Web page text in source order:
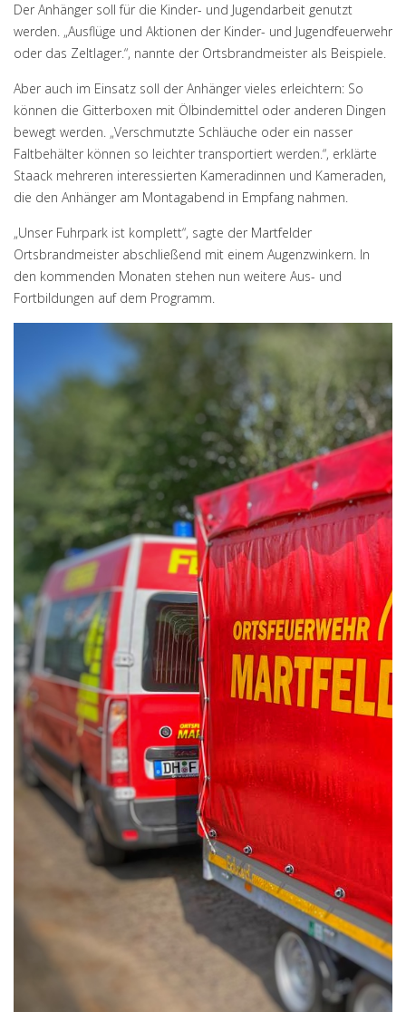
Der Anhänger soll für die Kinder- und Jugendarbeit genutzt
werden. „Ausflüge und Aktionen der Kinder- und Jugendfeuerwehr
oder das Zeltlager.“, nannte der Ortsbrandmeister als Beispiele.
Aber auch im Einsatz soll der Anhänger vieles erleichtern: So
können die Gitterboxen mit Ölbindemittel oder anderen Dingen
bewegt werden. „Verschmutzte Schläuche oder ein nasser
Faltbehälter können so leichter transportiert werden.“, erklärte
Staack mehreren interessierten Kameradinnen und Kameraden,
die den Anhänger am Montagabend in Empfang nahmen.
„Unser Fuhrpark ist komplett“, sagte der Martfelder
Ortsbrandmeister abschließend mit einem Augenzwinkern. In
den kommenden Monaten stehen nun weitere Aus- und
Fortbildungen auf dem Programm.